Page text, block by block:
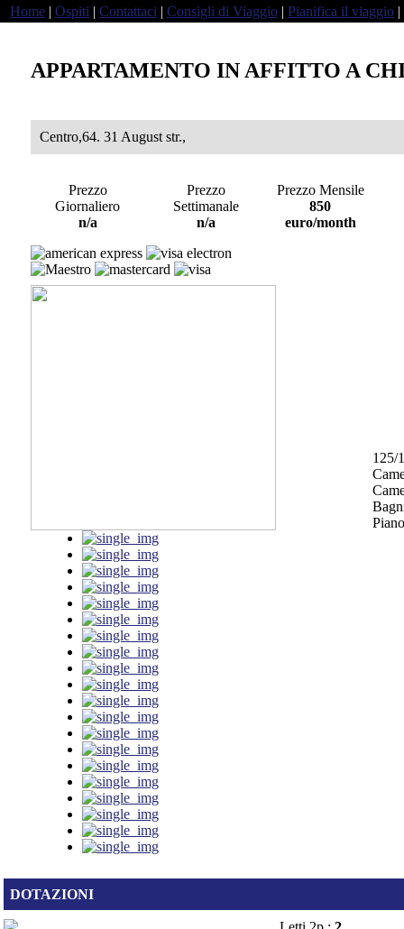
Home | Ospiti | Contattaci | Consigli di Viaggio | Pianifica il viaggio |
APPARTAMENTO IN AFFITTO A
Centro,64. 31 August str.,
Prezzo
Giornaliero
n/a
Prezzo
Settimanale
n/a
Prezzo Mensile
850
euro/month
125/
DOTAZIONI